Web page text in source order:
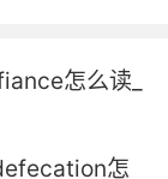
man who is
怎么读_
怎